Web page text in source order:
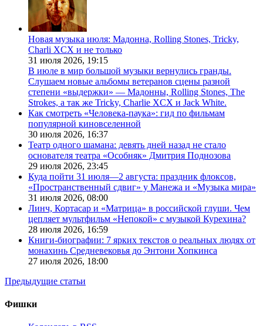
Новая музыка июля: Мадонна, Rolling Stones, Tricky,
Charli XCX и не только
31 июля 2026, 19:15
В июле в мир большой музыки вернулись гранды.
Слушаем новые альбомы ветеранов сцены разной
степени «выдержки» — Мадонны, Rolling Stones, The
Strokes, а так же Tricky, Charlie XCX и Jack White.
Как смотреть «Человека-паука»: гид по фильмам
популярной киновселенной
30 июля 2026, 16:37
Театр одного шамана: девять дней назад не стало
основателя театра «Особняк» Дмитрия Поднозова
29 июля 2026, 23:45
Куда пойти 31 июля—2 августа: праздник флоксов,
«Пространственный сдвиг» у Манежа и «Музыка мира»
31 июля 2026, 08:00
Линч, Кортасар и «Матрица» в российской глуши. Чем
цепляет мультфильм «Непокой» с музыкой Курехина?
28 июля 2026, 16:59
Книги-биографии: 7 ярких текстов о реальных людях от
монахинь Средневековья до Энтони Хопкинса
27 июля 2026, 18:00
Предыдущие статьи
Фишки